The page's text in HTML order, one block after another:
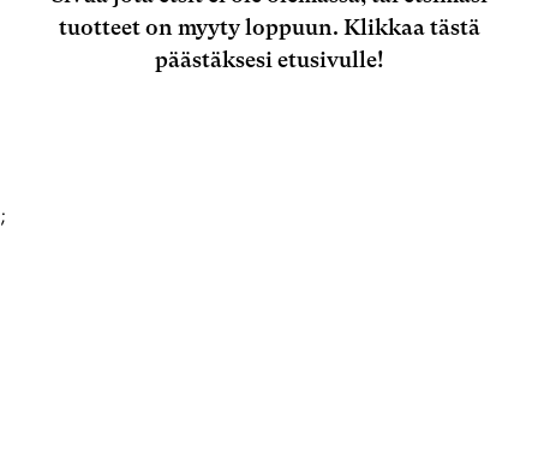
tuotteet on myyty loppuun. Klikkaa tästä
päästäksesi etusivulle!
;